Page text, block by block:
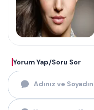
Yorum Yap/Soru Sor